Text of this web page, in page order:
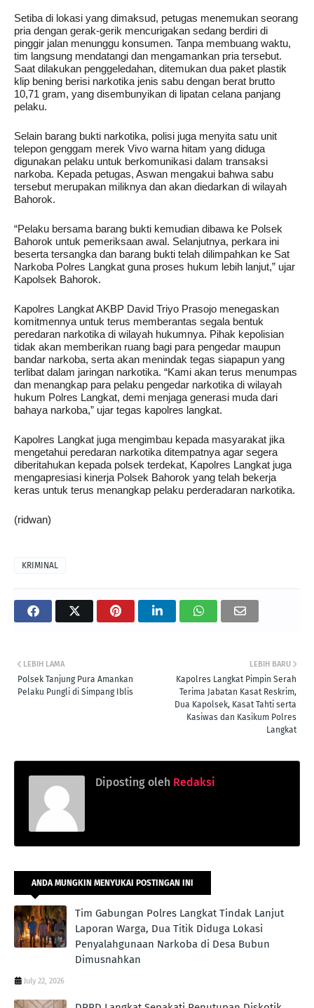
Setiba di lokasi yang dimaksud, petugas menemukan seorang
pria dengan gerak-gerik mencurigakan sedang berdiri di
pinggir jalan menunggu konsumen. Tanpa membuang waktu,
tim langsung mendatangi dan mengamankan pria tersebut.
Saat dilakukan penggeledahan, ditemukan dua paket plastik
klip bening berisi narkotika jenis sabu dengan berat brutto
10,71 gram, yang disembunyikan di lipatan celana panjang
pelaku.
Selain barang bukti narkotika, polisi juga menyita satu unit
telepon genggam merek Vivo warna hitam yang diduga
digunakan pelaku untuk berkomunikasi dalam transaksi
narkoba. Kepada petugas, Aswan mengakui bahwa sabu
tersebut merupakan miliknya dan akan diedarkan di wilayah
Bahorok.
“Pelaku bersama barang bukti kemudian dibawa ke Polsek
Bahorok untuk pemeriksaan awal. Selanjutnya, perkara ini
beserta tersangka dan barang bukti telah dilimpahkan ke Sat
Narkoba Polres Langkat guna proses hukum lebih lanjut,” ujar
Kapolsek Bahorok.
Kapolres Langkat AKBP David Triyo Prasojo menegaskan
komitmennya untuk terus memberantas segala bentuk
peredaran narkotika di wilayah hukumnya. Pihak kepolisian
tidak akan memberikan ruang bagi para pengedar maupun
bandar narkoba, serta akan menindak tegas siapapun yang
terlibat dalam jaringan narkotika. “Kami akan terus menumpas
dan menangkap para pelaku pengedar narkotika di wilayah
hukum Polres Langkat, demi menjaga generasi muda dari
bahaya narkoba,” ujar tegas kapolres langkat.
Kapolres Langkat juga mengimbau kepada masyarakat jika
mengetahui peredaran narkotika ditempatnya agar segera
diberitahukan kepada polsek terdekat, Kapolres Langkat juga
mengapresiasi kinerja Polsek Bahorok yang telah bekerja
keras untuk terus menangkap pelaku perderadaran narkotika.
(ridwan)
KRIMINAL
LEBIH BARU
Kapolres Langkat Pimpin Serah
Terima Jabatan Kasat Reskrim,
Dua Kapolsek, Kasat Tahti serta
Kasiwas dan Kasikum Polres
Langkat
LEBIH LAMA
Polsek Tanjung Pura Amankan
Pelaku Pungli di Simpang Iblis
Diposting oleh Redaksi
ANDA MUNGKIN MENYUKAI POSTINGAN INI
Tim Gabungan Polres Langkat Tindak Lanjut
Laporan Warga, Dua Titik Diduga Lokasi
Penyalahgunaan Narkoba di Desa Bubun
Dimusnahkan
July 22, 2026